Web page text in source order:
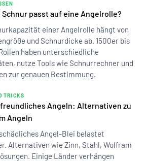
Schnur passt auf eine Angelrolle?
einer Angelrolle hängt von
und Schnurdicke ab. 1500er bis
haben unterschiedliche
nutze Tools wie Schnurrechner und
zur genauen Bestimmung.
TRICKS
Angeln: Alternativen zu
Angeln
Angel-Blei belastet
Alternativen wie Zinn, Stahl, Wolfram
Einige Länder verhängen